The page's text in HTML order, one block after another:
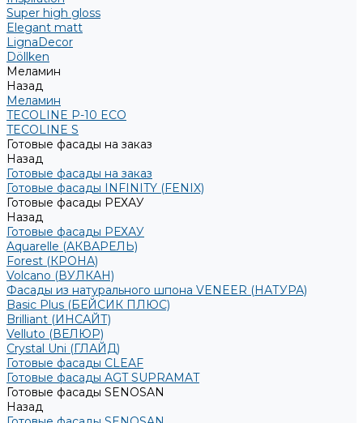
Super high gloss
Elegant matt
LignaDecor
Döllken
Меламин
Назад
Меламин
TECOLINE P-10 ECO
TECOLINE S
Готовые фасады на заказ
Назад
Готовые фасады на заказ
Готовые фасады INFINITY (FENIX)
Готовые фасады РЕХАУ
Назад
Готовые фасады РЕХАУ
Aquarelle (АКВАРЕЛЬ)
Forest (КРОНА)
Volcano (ВУЛКАН)
Фасады из натурального шпона VENEER (НАТУРА)
Basic Plus (БЕЙСИК ПЛЮС)
Brilliant (ИНСАЙТ)
Velluto (ВЕЛЮР)
Crystal Uni (ГЛАЙД)
Готовые фасады CLEAF
Готовые фасады AGT SUPRAMAT
Готовые фасады SENOSAN
Назад